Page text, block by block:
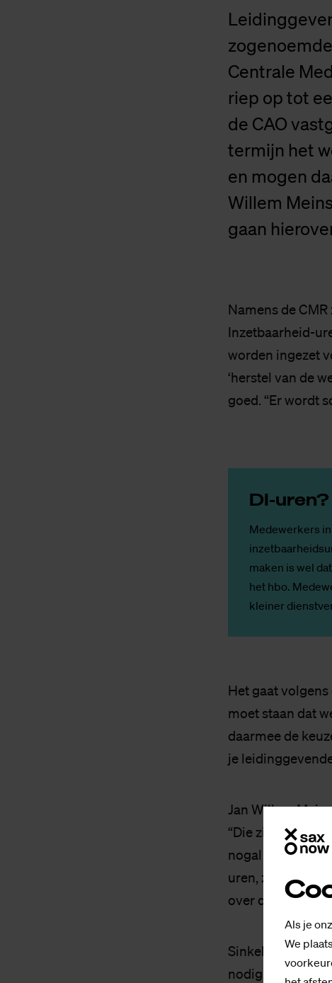
Als je
We
Centrale
riep op tot
de CAO
termijn het
en mogen
Willem
gaan
Namens de
Inzetbaarheid-
worden ingezet
‘herstel van de
goed. “Er wordt
DI-uren?
Medewerkers
maken is wel
het hbo.
kleiner
Het gaat
moet staan dat
daarmee de
je
Jan Willem
“Die zijn in te
nogal eens
uren, zei hij
over de DI-uren
Sinkeldam
nodig is. Hij